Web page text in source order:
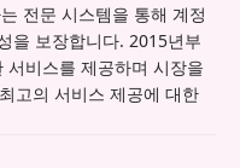
전문 시스템을 통해 계정
을 보장합니다. 2015년부
비스를 제공하며 시장을
고의 서비스 제공에 대한